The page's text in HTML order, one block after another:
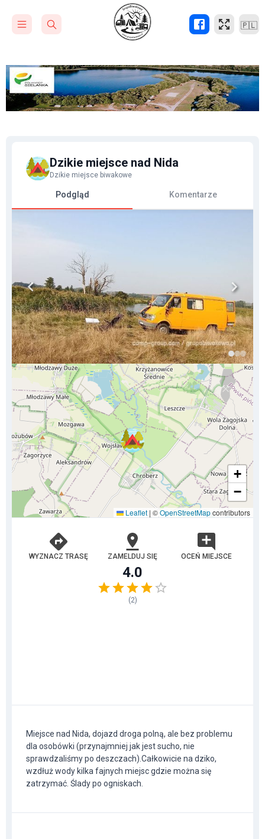
🇵🇱
Dzikie miejsce nad Nida
Dzikie miejsce biwakowe
Podgląd Komentarze
+
−
Leaflet | ©OpenStreetMapcontributors
WYZNACZ TRASĘ ZAMELDUJ SIĘ OCEŃ MIEJSCE
4.0
(2)
Miejsce nad Nida, dojazd droga polną, ale bez problemu
dla osobówki (przynajmniej jak jest sucho, nie
sprawdzaliśmy po deszczach).Całkowicie na dziko,
wzdłuż wody kilka fajnych miejsc gdzie można się
zatrzymać. Ślady po ogniskach.